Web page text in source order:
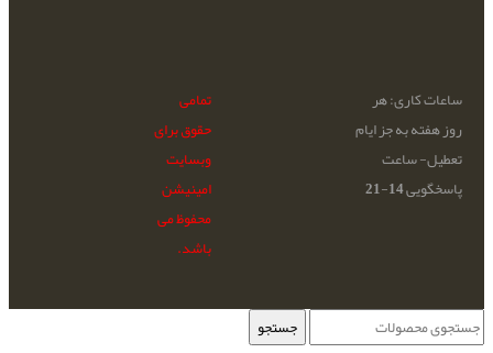
ساعات کاری: هر
روز هفته به جز ایام
تعطیل- ساعت
پاسخگویی 14-21
تمامی
حقوق برای
وبسایت
امینیشن
محفوظ می
باشد.
جستجو